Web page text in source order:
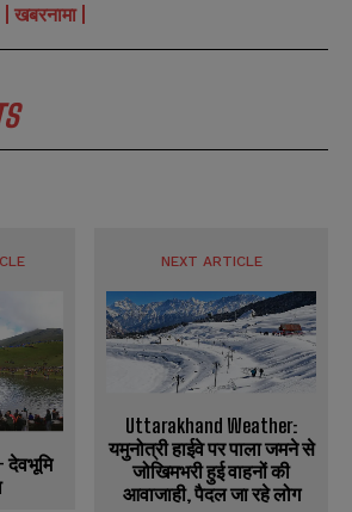
खबरनामा
देवभूमि
NEXT ARTICLE
Uttarakhand Weather:
यमुनोत्री हाईवे पर पाला जमने से
जोखिमभरी हुई वाहनों की
आवाजाही, पैदल जा रहे लोग